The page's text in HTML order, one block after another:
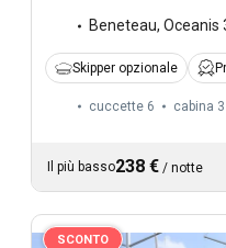
Beneteau, Oceanis
Skipper opzionale
cuccette 6 cabina 3
Il più basso238 € / notte
SCONTO